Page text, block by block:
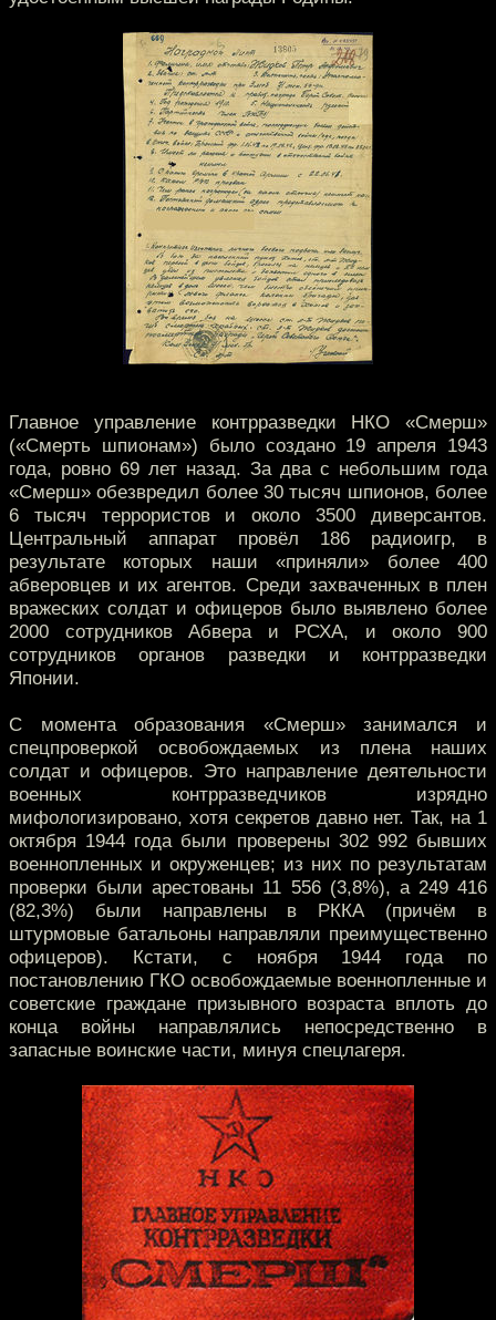
Главное управление контрразведки НКО «Смерш»
(«Смерть шпионам») было создано 19 апреля 1943
года, ровно 69 лет назад. За два с небольшим года
«Смерш» обезвредил более 30 тысяч шпионов, более
6 тысяч террористов и около 3500 диверсантов.
Центральный аппарат провёл 186 радиоигр, в
результате которых наши «приняли» более 400
абверовцев и их агентов. Среди захваченных в плен
вражеских солдат и офицеров было выявлено более
2000 сотрудников Абвера и РСХА, и около 900
сотрудников органов разведки и контрразведки
Японии.
С момента образования «Смерш» занимался и
спецпроверкой освобождаемых из плена наших
солдат и офицеров. Это направление деятельности
военных контрразведчиков изрядно
мифологизировано, хотя секретов давно нет. Так, на 1
октября 1944 года были проверены 302 992 бывших
военнопленных и окруженцев; из них по результатам
проверки были арестованы 11 556 (3,8%), а 249 416
(82,3%) были направлены в РККА (причём в
штурмовые батальоны направляли преимущественно
офицеров). Кстати, с ноября 1944 года по
постановлению ГКО освобождаемые военнопленные и
советские граждане призывного возраста вплоть до
конца войны направлялись непосредственно в
запасные воинские части, минуя спецлагеря.